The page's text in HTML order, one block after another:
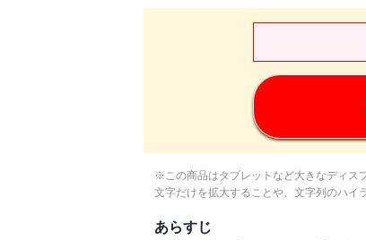
※この商品はタブレットなど大きなディス
文字だけを拡大することや、文字列のハイ
あらすじ